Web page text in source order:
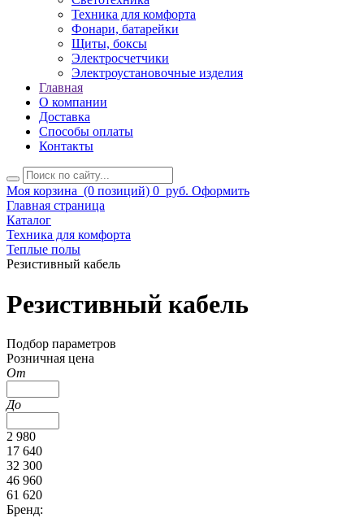
Техника для комфорта
Фонари, батарейки
Щиты, боксы
Электросчетчики
Электроустановочные изделия
Главная
О компании
Доставка
Способы оплаты
Контакты
Моя корзина (0 позиций) 0 руб. Оформить
Главная страница
Каталог
Техника для комфорта
Теплые полы
Резистивный кабель
Резистивный кабель
Подбор параметров
Розничная цена
От
До
2 980
17 640
32 300
46 960
61 620
Бренд: